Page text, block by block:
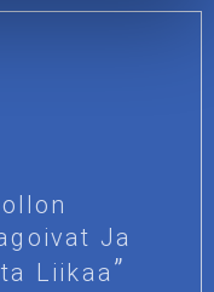
Ja
Liikaa